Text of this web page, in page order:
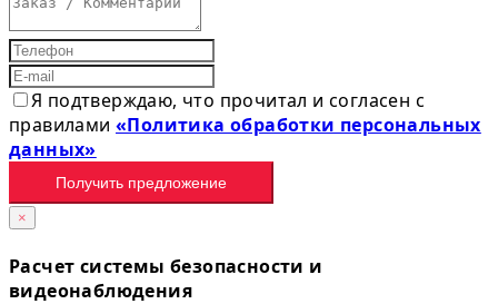
Я подтверждаю, что прочитал и согласен с
правилами«Политика обработки персональных
данных»
Получить предложение
×
Расчет системы безопасности и
видеонаблюдения